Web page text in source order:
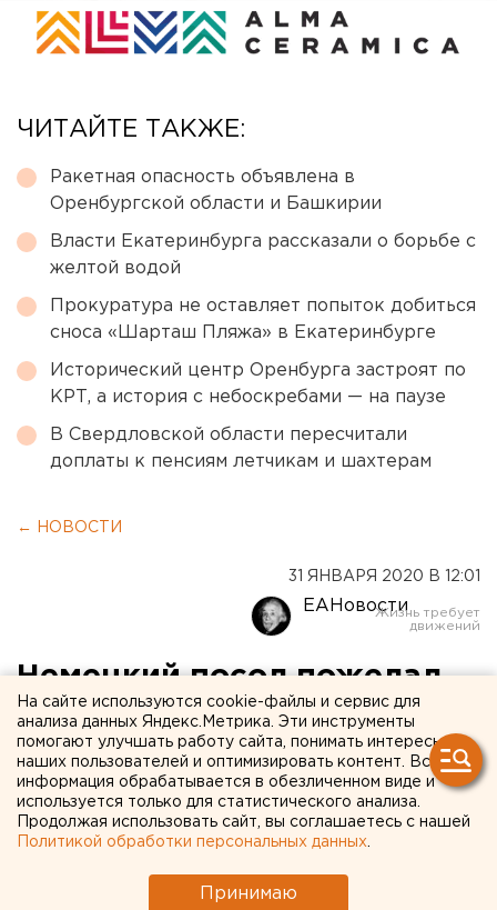
ЧИТАЙТЕ ТАКЖЕ:
Ракетная опасность объявлена в
Оренбургской области и Башкирии
Власти Екатеринбурга рассказали о борьбе с
желтой водой
Прокуратура не оставляет попыток добиться
сноса «Шарташ Пляжа» в Екатеринбурге
Исторический центр Оренбурга застроят по
КРТ, а история с небоскребами — на паузе
В Свердловской области пересчитали
доплаты к пенсиям летчикам и шахтерам
← НОВОСТИ
31 ЯНВАРЯ 2020 В 12:01
ЕАНовости
Немецкий посол пожелал
Куйвашеву "полезной
Универсиады"
На сайте используются cookie-файлы и сервис для
анализа данных Яндекс.Метрика. Эти инструменты
помогают улучшать работу сайта, понимать интересы
наших пользователей и оптимизировать контент. Вся
информация обрабатывается в обезличенном виде и
используется только для статистического анализа.
Продолжая использовать сайт, вы соглашаетесь с нашей
Политикой обработки персональных данных
Принимаю